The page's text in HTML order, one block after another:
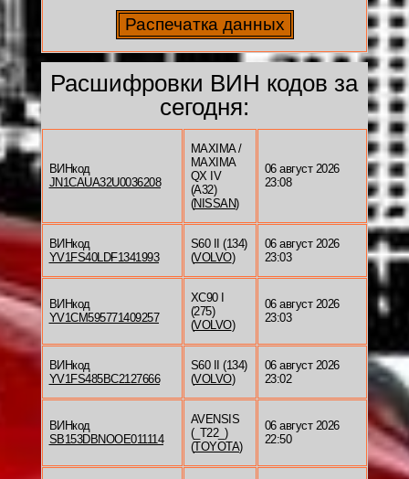
Расшифровки ВИН кодов за
сегодня:
ВИНкод
JN1CAUA32U0036208
MAXIMA /
MAXIMA
QX IV
(A32)
(NISSAN)
06 август 2026
23:08
ВИНкод
YV1FS40LDF1341993
S60 II (134)
(VOLVO)
06 август 2026
23:03
ВИНкод
YV1CM595771409257
XC90 I
(275)
(VOLVO)
06 август 2026
23:03
ВИНкод
YV1FS485BC2127666
S60 II (134)
(VOLVO)
06 август 2026
23:02
ВИНкод
SB153DBNOOE011114
AVENSIS
(_T22_)
(TOYOTA)
06 август 2026
22:50